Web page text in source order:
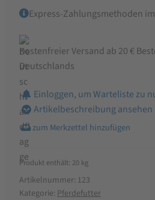
Express-Zahlungsmethoden im
Kostenfreier Versand ab 20 €
Deutschlands
Einloggen, um Warteliste zu
Artikelbeschreibung ansehen
Produkt enthält: 20 kg
Artikelnummer: 123
Kategorie: Pferdefutter